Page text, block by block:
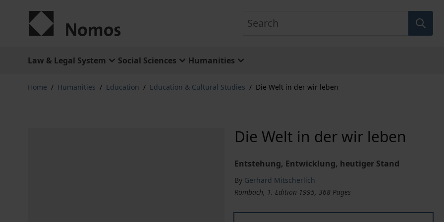
Law & Legal System Social Sciences Humanities
Home / Humanities / Education / Education & Cultural Studies / Die Welt in der wir leben
Die Welt in der wir leben
Entstehung, Entwicklung, heutiger Stand
By Gerhard Mitscherlich
Rombach, 1. Edition 1995, 368 Pages